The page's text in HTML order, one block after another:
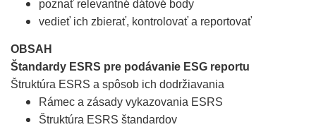
poznať relevantné dátové body
vedieť ich zbierať, kontrolovať a reportovať
OBSAH
Štandardy ESRS pre podávanie ESG reportu
Štruktúra ESRS a spôsob ich dodržiavania
Rámec a zásady vykazovania ESRS
Štruktúra ESRS štandardov